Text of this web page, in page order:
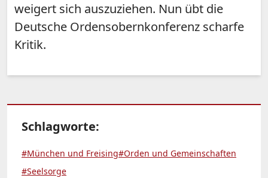
weigert sich auszuziehen. Nun übt die
Deutsche Ordensobernkonferenz scharfe
Kritik.
Schlagworte:
#München und Freising#Orden und Gemeinschaften
#Seelsorge